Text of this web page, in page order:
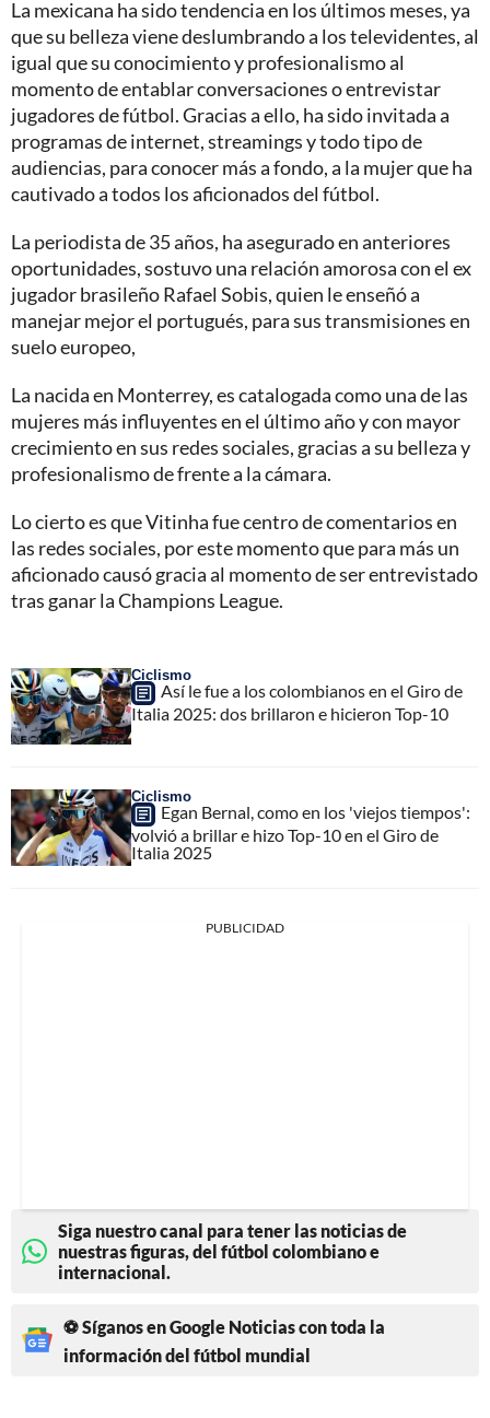
La mexicana ha sido tendencia en los últimos meses, ya
que su belleza viene deslumbrando a los televidentes, al
igual que su conocimiento y profesionalismo al
momento de entablar conversaciones o entrevistar
jugadores de fútbol. Gracias a ello, ha sido invitada a
programas de internet, streamings y todo tipo de
audiencias, para conocer más a fondo, a la mujer que ha
cautivado a todos los aficionados del fútbol.
La periodista de 35 años, ha asegurado en anteriores
oportunidades, sostuvo una relación amorosa con el ex
jugador brasileño Rafael Sobis, quien le enseñó a
manejar mejor el portugués, para sus transmisiones en
suelo europeo,
La nacida en Monterrey, es catalogada como una de las
mujeres más influyentes en el último año y con mayor
crecimiento en sus redes sociales, gracias a su belleza y
profesionalismo de frente a la cámara.
Lo cierto es que Vitinha fue centro de comentarios en
las redes sociales, por este momento que para más un
aficionado causó gracia al momento de ser entrevistado
tras ganar la Champions League.
Ciclismo
Así le fue a los colombianos en el Giro de
Italia 2025: dos brillaron e hicieron Top-10
Ciclismo
Egan Bernal, como en los 'viejos tiempos':
volvió a brillar e hizo Top-10 en el Giro de
Italia 2025
PUBLICIDAD
Siga nuestro canal para tener las noticias de
nuestras figuras, del fútbol colombiano e
internacional.
⚽ Síganos en Google Noticias con toda la
información del fútbol mundial